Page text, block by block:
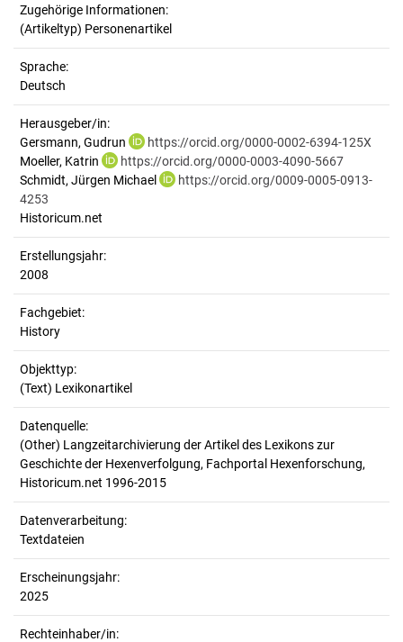
Zugehörige Informationen:
(Artikeltyp) Personenartikel
Sprache:
Deutsch
Herausgeber/in:
Gersmann, Gudrun
https://orcid.org/0000-0002-6394-125X
Moeller, Katrin
https://orcid.org/0000-0003-4090-5667
Schmidt, Jürgen Michael
https://orcid.org/0009-0005-0913-
4253
Historicum.net
Erstellungsjahr:
2008
Fachgebiet:
History
Objekttyp:
(Text) Lexikonartikel
Datenquelle:
(Other) Langzeitarchivierung der Artikel des Lexikons zur
Geschichte der Hexenverfolgung, Fachportal Hexenforschung,
Historicum.net 1996-2015
Datenverarbeitung:
Textdateien
Erscheinungsjahr:
2025
Rechteinhaber/in: